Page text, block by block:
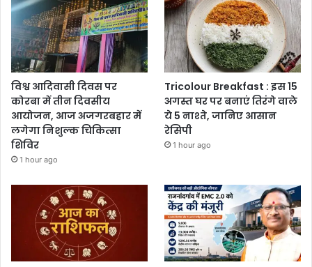
विश्व आदिवासी दिवस पर
कोरबा में तीन दिवसीय
आयोजन, आज अजगरबहार में
लगेगा निशुल्क चिकित्सा
शिविर
1 hour ago
Tricolour Breakfast : इस 15
अगस्त घर पर बनाएं तिरंगे वाले
ये 5 नाश्ते, जानिए आसान
रेसिपी
1 hour ago